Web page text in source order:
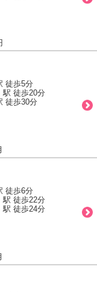
徒歩5分
駅 徒歩20分
徒歩30分
徒歩6分
駅 徒歩22分
駅 徒歩24分